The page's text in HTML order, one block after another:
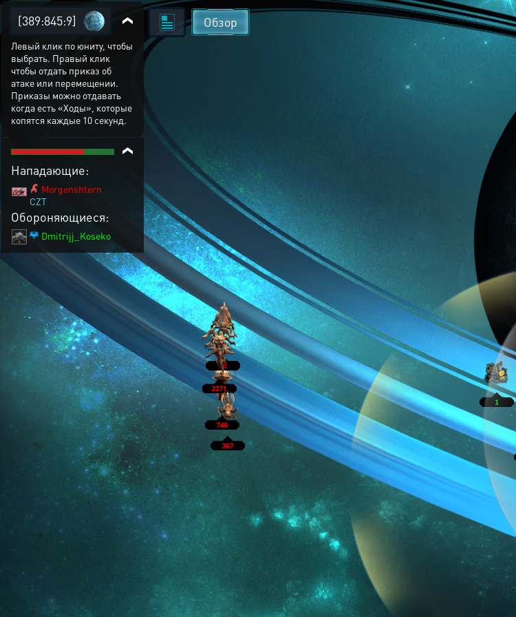
Обзор
[389:845:9]
Левый клик по юниту, чтобы
выбрать. Правый клик
чтобы отдать приказ об
атаке или перемещении.
Приказы можно отдавать
когда есть «Ходы», которые
копятся каждые 10 секунд.
Нападающие:
Morgenshtern
CZT
Обороняющиеся:
Dmitrijj_Koseko